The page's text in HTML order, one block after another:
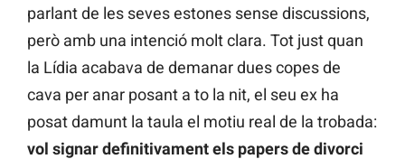
parlant de les seves estones sense discussions,
però amb una intenció molt clara. Tot just quan
la Lídia acabava de demanar dues copes de
cava per anar posant a to la nit, el seu ex ha
posat damunt la taula el motiu real de la trobada:
vol signar definitivament els papers de divorci